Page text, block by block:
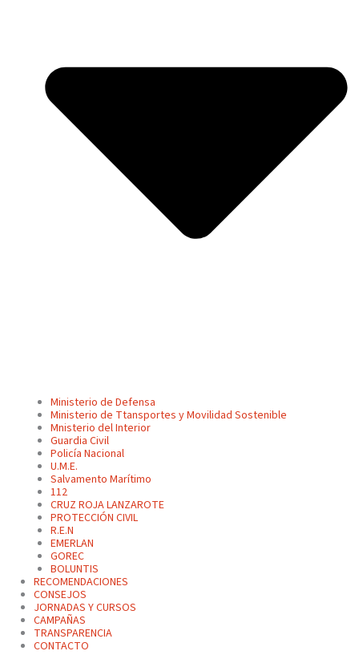
Ministerio de Defensa
Ministerio de Ttansportes y Movilidad Sostenible
Mnisterio del Interior
Guardia Civil
Policía Nacional
U.M.E.
Salvamento Marítimo
112
CRUZ ROJA LANZAROTE
PROTECCIÓN CIVIL
R.E.N
EMERLAN
GOREC
BOLUNTIS
RECOMENDACIONES
CONSEJOS
JORNADAS Y CURSOS
CAMPAÑAS
TRANSPARENCIA
CONTACTO